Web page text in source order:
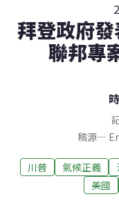
拜登政府
聯邦專
稿源—
川普 氣候正義
美國